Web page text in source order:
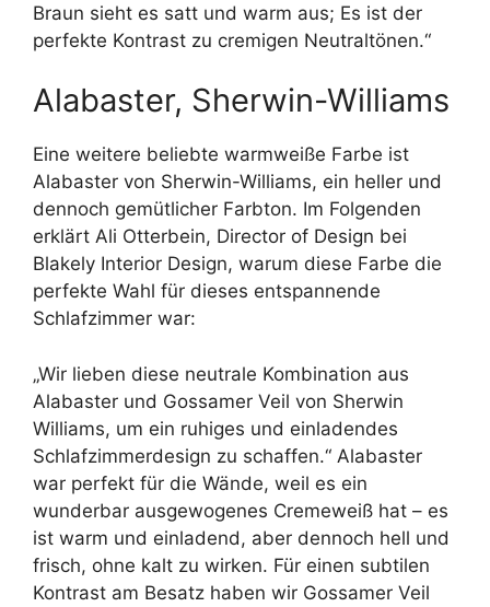
Braun sieht es satt und warm aus; Es ist der
perfekte Kontrast zu cremigen Neutraltönen.“
Alabaster, Sherwin-Williams
Eine weitere beliebte warmweiße Farbe ist
Alabaster von Sherwin-Williams, ein heller und
dennoch gemütlicher Farbton. Im Folgenden
erklärt Ali Otterbein, Director of Design bei
Blakely Interior Design, warum diese Farbe die
perfekte Wahl für dieses entspannende
Schlafzimmer war:
„Wir lieben diese neutrale Kombination aus
Alabaster und Gossamer Veil von Sherwin
Williams, um ein ruhiges und einladendes
Schlafzimmerdesign zu schaffen.“ Alabaster
war perfekt für die Wände, weil es ein
wunderbar ausgewogenes Cremeweiß hat – es
ist warm und einladend, aber dennoch hell und
frisch, ohne kalt zu wirken. Für einen subtilen
Kontrast am Besatz haben wir Gossamer Veil